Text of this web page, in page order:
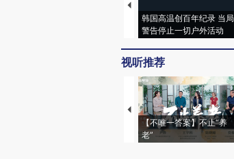
韩国高温创百年纪录 当局
警告停止一切户外活动
视听推荐
【不唯一答案】不止“养
老”